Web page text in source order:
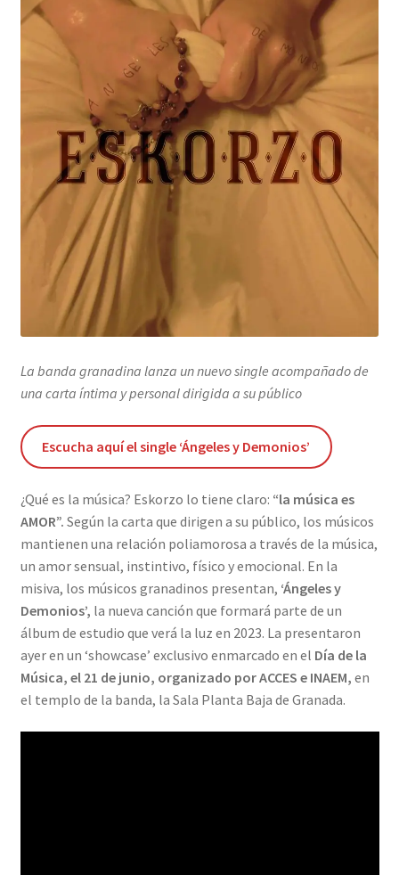
Camino de fuego
El Árbol De La Duda
El Encanto De Lo Irreverente
Eskorzo Afrobeat Experience: Hypnotic Covers
Historias de Amor y otras Mierdas
La Sopa Boba
Mundo Bullanga
Envío y devoluciones
Finalizar compra
Mantenimiento
Más información sobre las cookies
Mi cuenta
La banda granadina lanza un nuevo single acompañado de
una carta íntima y personal dirigida a su público
Escucha aquí el single ‘Ángeles y Demonios’
¿Qué es la música? Eskorzo lo tiene claro: “la música es
AMOR”. Según la carta que dirigen a su público, los músicos
mantienen una relación poliamorosa a través de la música,
un amor sensual, instintivo, físico y emocional. En la
misiva, los músicos granadinos presentan, ‘Ángeles y
Demonios’, la nueva canción que formará parte de un
álbum de estudio que verá la luz en 2023. La presentaron
ayer en un ‘showcase’ exclusivo enmarcado en el Día de la
Música, el 21 de junio, organizado por ACCES e INAEM, en
el templo de la banda, la Sala Planta Baja de Granada.